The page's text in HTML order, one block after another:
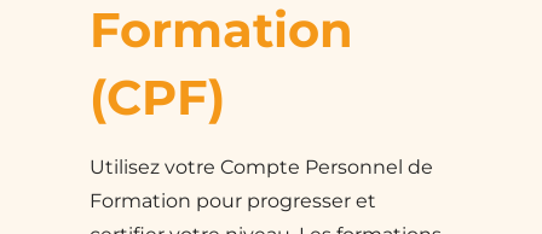
Formation
(CPF)
Utilisez votre Compte Personnel de
Formation pour progresser et